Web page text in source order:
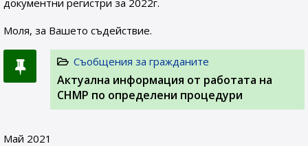
документни регистри за 2022г.
Моля, за Вашето съдействие.
Съобщения за гражданите
Актуална информация от работата на
CHMP по определени процедури
Май 2021